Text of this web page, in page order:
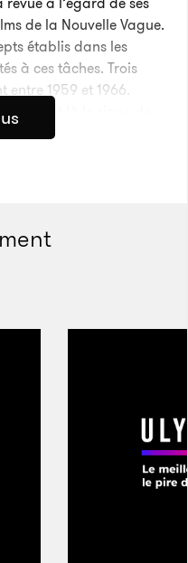
de la Nouvelle Vague.
établis dans les
à ces tâches. Trois
1959 et 1966.
c’est là le signe de
, autant que de sa
il est déjà un
pédagogique ou